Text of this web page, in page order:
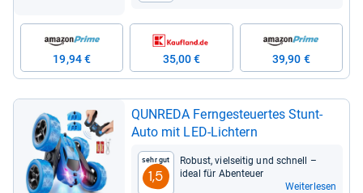
19,94 € 35,00 € 39,90 €
QUN­REDA Fern­ge­steu­er­tes Stunt-​
Auto mit LED-​Lich­tern
Sehr gut
1,5
Robust, viel­sei­tig und schnell –
ideal für Aben­teuer
Weiterlesen